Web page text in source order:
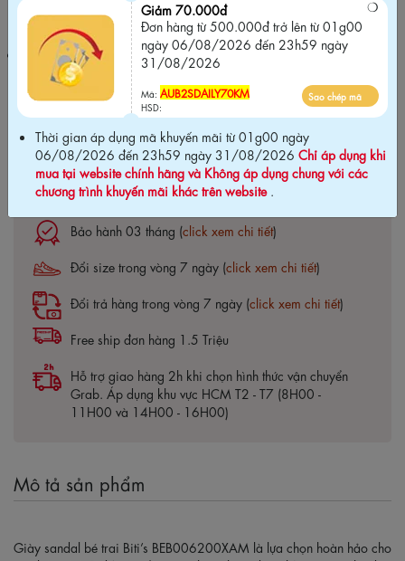
HSD:
Thời gian áp dụng mã khuyến mãi từ 01g00 ngày 06/08/2026
đến 23h59 ngày 31/08/2026Chỉ áp dụng khi mua tại website
chính hãng và Không áp dụng chung với các chương trình khuyến
mãi khác trên website.
Cam kết chính hãng Biti's100%
Bảo hành 03 tháng (click xem chi tiết)
Đổi size trong vòng 7 ngày (click xem chi tiết)
Đổi trả hàng trong vòng 7 ngày (click xem chi tiết)
Free ship đơn hàng 1.5 Triệu
Hỗ trợ giao hàng 2h khi chọn hình thức vận chuyển
Grab. Áp dụng khu vực HCM T2 - T7 (8H00 -
11H00 và 14H00 - 16H00)
Mô tả sản phẩm
Giày sandal bé trai Biti’s BEB006200XAM là lựa chọn hoàn hảo cho
Giảm 70.000đ
Đơn hàng từ 500.000đ trở lên từ 01g00
ngày 06/08/2026 đến 23h59 ngày
31/08/2026
Mã: AUB2SDAILY70KM
HSD:
Sao chép mã
Thời gian áp dụng mã khuyến mãi từ 01g00 ngày
06/08/2026 đến 23h59 ngày 31/08/2026 Chỉ áp dụng khi
mua tại website chính hãng và Không áp dụng chung với các
chương trình khuyến mãi khác trên website